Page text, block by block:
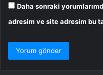
Daha sonraki
adresim ve site adresim bu